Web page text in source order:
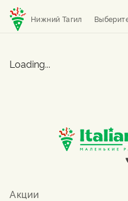
Нижний Тагил
Loading...
Акции